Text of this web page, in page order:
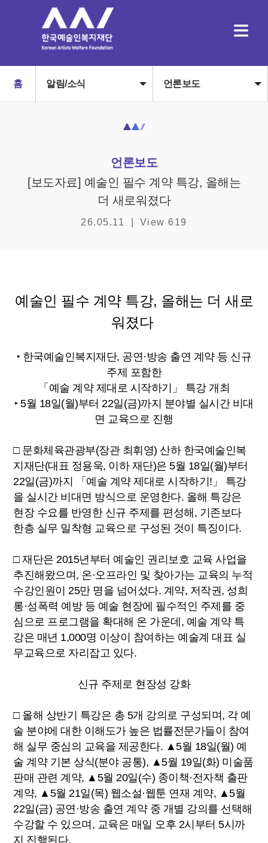
≡
홈 알림/소식 언론보도
언론보도
[보도자료] 예술인 필수 계약 특강, 올해는
더 새로워졌다
26.05.11 View 619
예술인 필수 계약 특강, 올해는 더 새로
워졌다
‣ 한국예술인복지재단, 공연·방송 출연 계약 등 신규
주제 포함한
「예술 계약 제대로 시작하기」 특강 개최
‣ 5월 18일(월)부터 22일(금)까지 분야별 실시간 비대
면 교육으로 진행
□ 문화체육관광부(장관 최휘영) 산하 한국예술인복
지재단(대표 정용욱, 이하 재단)은 5월 18일(월)부터
22일(금)까지 「예술 계약 제대로 시작하기!」 특강
을 실시간 비대면 방식으로 운영한다. 올해 특강은
현장 수요를 반영한 신규 주제를 편성해, 기존보다
한층 실무 밀착형 교육으로 구성된 것이 특징이다.
□ 재단은 2015년부터 예술인 권리보호 교육 사업을
추진해왔으며, 온·오프라인 및 찾아가는 교육의 누적
수강인원이 25만 명을 넘어섰다. 계약, 저작권, 성희
롱·성폭력 예방 등 예술 현장에 필수적인 주제를 중
심으로 프로그램을 확대해 온 가운데, 예술 계약 특
강은 매년 1,000명 이상이 참여하는 예술계 대표 실
무교육으로 자리잡고 있다.
신규 주제로 현장성 강화
□ 올해 상반기 특강은 총 5개 강의로 구성되며, 각 예
술 분야에 대한 이해도가 높은 법률전문가들이 참여
해 실무 중심의 교육을 제공한다. ▲5월 18일(월) 예
술 계약 기본 상식(분야 공통), ▲5월 19일(화) 미술품
판매 관련 계약, ▲5월 20일(수) 종이책·전자책 출판
계약, ▲5월 21일(목) 웹소설·웹툰 연재 계약, ▲5월
22일(금) 공연·방송 출연 계약 중 개별 강의를 선택해
수강할 수 있으며, 교육은 매일 오후 2시부터 5시까
지 진행된다.